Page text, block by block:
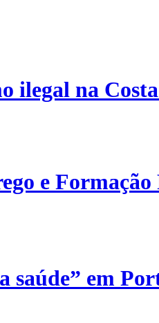
ilegal na
e
saúde” em